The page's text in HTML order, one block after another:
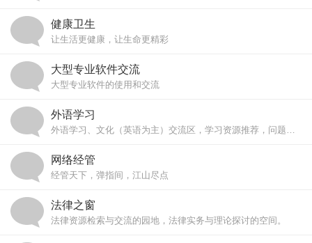
健康卫生
让生活更健康，让生命更精彩
大型专业软件交流
大型专业软件的使用和交流
外语学习
外语学习、文化（英语为主）交流区，学习资源推荐，问题解答等
网络经管
经管天下，弹指间，江山尽点
法律之窗
法律资源检索与交流的园地，法律实务与理论探讨的空间。